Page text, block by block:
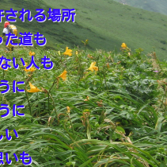
される場所
た道も
い人も
に
に
い
いも